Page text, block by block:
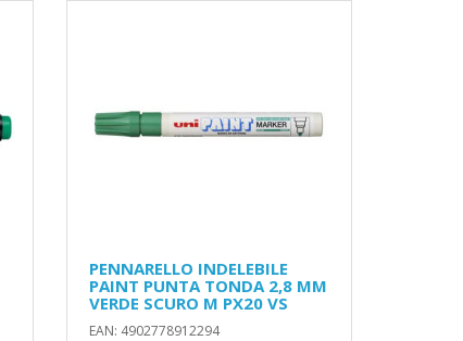
PENNARELLO INDELEBILE
PAINT PUNTA TONDA 2,8 MM
VERDE SCURO M PX20 VS
EAN: 4902778912294